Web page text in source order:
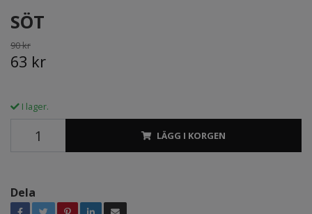
SÖT
90 kr
63 kr
I lager.
LÄGG I KORGEN
Dela